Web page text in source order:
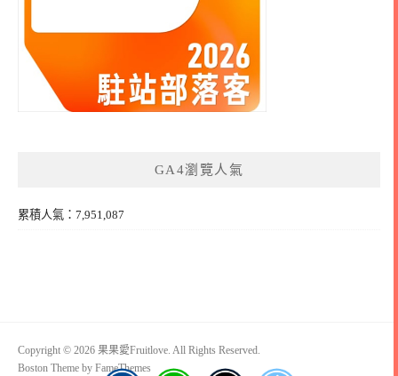
GA4瀏覽人氣
累積人氣：7,951,087
Copyright © 2026 果果愛Fruitlove. All Rights Reserved.
Boston Theme by FameThemes